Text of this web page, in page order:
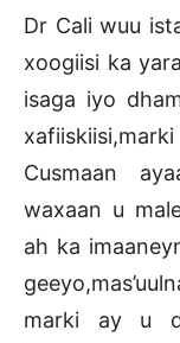
Dr Cali wuu
xoogiisi ka
isaga iyo
Cusmaan
waxaan u
ah ka
marki ay u